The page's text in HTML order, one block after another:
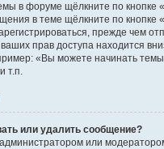
в форуме щёлкните по кнопке
в теме щёлкните по кнопке
прежде чем
прав доступа находится
«Вы можете начинать
т.п.
или удалить сообщение?
или